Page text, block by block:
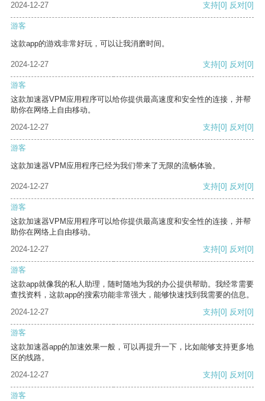
2024-12-27
支持[0] 反对[0]
游客
这款app的游戏非常好玩，可以让我消磨时间。
2024-12-27 支持[0] 反对[0]
游客
这款加速器VPM应用程序可以给你提供最高速度和安全性的连接，并帮
助你在网络上自由移动。
2024-12-27
支持[0] 反对[0]
游客
这款加速器VPM应用程序已经为我们带来了无限的流畅体验。
2024-12-27 支持[0] 反对[0]
游客
这款加速器VPM应用程序可以给你提供最高速度和安全性的连接，并帮
助你在网络上自由移动。
2024-12-27
支持[0] 反对[0]
游客
这款app就像我的私人助理，随时随地为我的办公提供帮助。我经常需要
查找资料，这款app的搜索功能非常强大，能够快速找到我需要的信息。
2024-12-27
支持[0] 反对[0]
游客
这款加速器app的加速效果一般，可以再提升一下，比如能够支持更多地
区的线路。
2024-12-27
支持[0] 反对[0]
游客